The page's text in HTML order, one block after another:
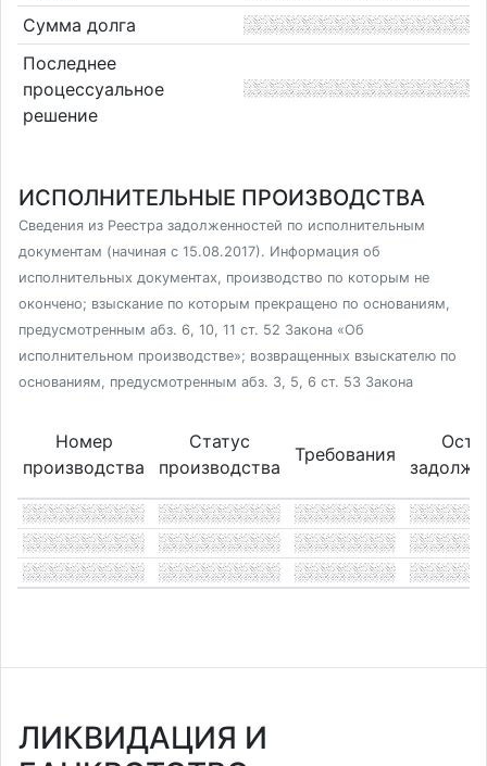
Сумма долга
Последнее
процессуальное
решение
ИСПОЛНИТЕЛЬНЫЕ ПРОИЗВОДСТВА
Сведения из Реестра задолженностей по исполнительным
документам (начиная с 15.08.2017). Информация об
исполнительных документах, производство по которым не
окончено; взыскание по которым прекращено по основаниям,
предусмотренным абз. 6, 10, 11 ст. 52 Закона «Об
исполнительном производстве»; возвращенных взыскателю по
основаниям, предусмотренным абз. 3, 5, 6 ст. 53 Закона
Номер
производства
Статус
производства
Требования
ЛИКВИДАЦИЯ И